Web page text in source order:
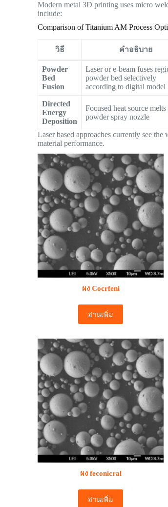
Modern metal 3D printing uses micro
include:
Comparison of Titanium AM Process
วิธี คำอธิบาย
Powder
Bed
Fusion
Laser or e-beam fuses
powder bed selectively
according to digital model
Directed
Energy
Deposition
Focused heat source melts
powder spray nozzle
Laser based approaches currently see
material performance.
ผง Cocrfeni
อ่านเพิ่ม
ผง feconicral
อ่านเพิ่ม